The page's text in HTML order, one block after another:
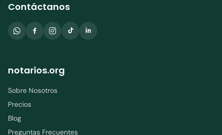
Contáctanos
notarios.org
Sobre Nosotros
Precios
Blog
Preguntas Frecuentes